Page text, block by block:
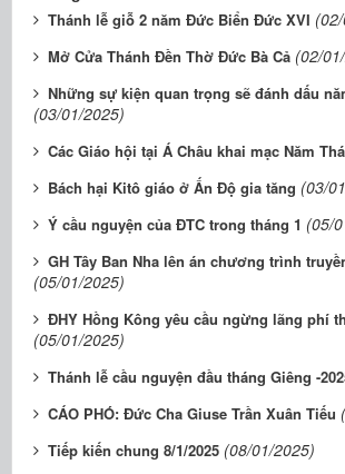
Thánh lễ giỗ 2 năm Đức Biển Đức XVI
Mở Cửa Thánh Đền Thờ Đức Bà Cả (02/
Những sự kiện quan trọng sẽ đánh dấu
(03/01/2025)
Các Giáo hội tại Á Châu khai mạc Năm
Bách hại Kitô giáo ở Ấn Độ gia tăng (03/
Ý cầu nguyện của ĐTC trong tháng 1 (05/
GH Tây Ban Nha lên án chương trình
(05/01/2025)
ĐHY Hồng Kông yêu cầu ngừng lãng phí
(05/01/2025)
Thánh lễ cầu nguyện đầu tháng Giêng -
CÁO PHÓ: Đức Cha Giuse Trần Xuân Tiếu
Tiếp kiến chung 8/1/2025 (08/01/2025)